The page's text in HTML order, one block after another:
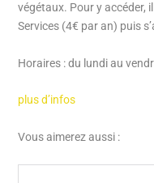
végétaux. Pour y accéder,
Services (4€ par an) puis
Horaires : du lundi au
plus d’infos
Vous aimerez aussi :